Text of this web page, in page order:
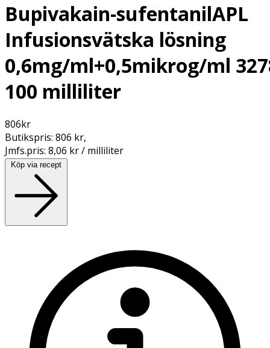
Bupivakain-sufentanilAPL
Infusionsvätska lösning
0,6mg/ml+0,5mikrog/ml
100 milliliter
806kr
Butikspris: 806 kr,
Jmfs.pris: 8,06 kr / milliliter
Köp via recept